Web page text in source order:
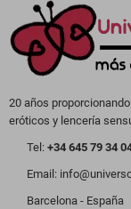
20 años
eróticos y lencería
Tel: +34 645 79 34
Email:
Barcelona - España